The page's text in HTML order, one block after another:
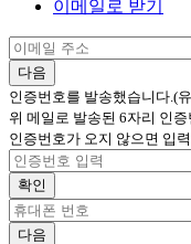
이메일로 받기
다음
인증번호를 발송했습니다.(
위 메일로 발송된 6자리 인증
인증번호가 오지 않으면 입
확인
다음